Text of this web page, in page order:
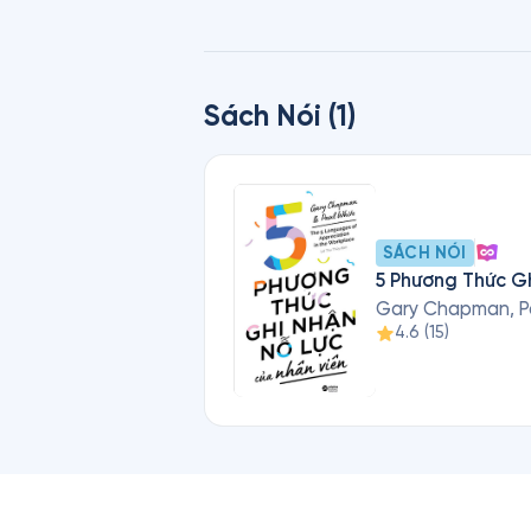
Sách Nói (1)
SÁCH NÓI
5 Phương Thức
Gary Chapman,
4.6 (15)